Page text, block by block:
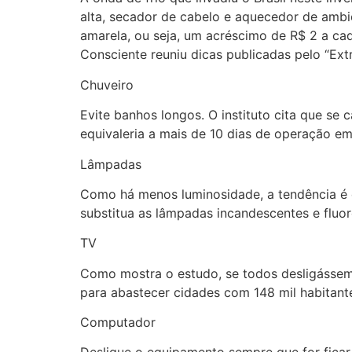
alta, secador de cabelo e aquecedor de
amarela, ou seja, um acréscimo de R$ 2 a
Consciente reuniu dicas publicadas pelo
Chuveiro
Evite banhos longos. O instituto cita que se
equivaleria a mais de 10 dias de operação
Lâmpadas
Como há menos luminosidade, a tendência
substitua as lâmpadas incandescentes e
TV
Como mostra o estudo, se todos
para abastecer cidades com 148 mil
Computador